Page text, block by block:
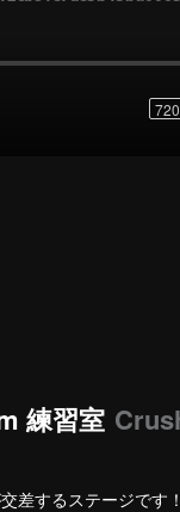
練習室
差するステージで